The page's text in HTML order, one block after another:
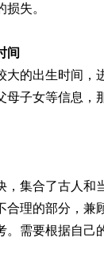
失。
间
大的出生时间，
母子女等信息，
，集合了古人和
合理的部分，兼
。需要根据自己